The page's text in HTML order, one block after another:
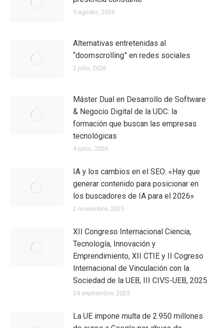
5 agosto, 2026
Alternativas entretenidas al
“doomscrolling” en redes sociales
2 julio, 2026
Máster Dual en Desarrollo de Software
& Negocio Digital de la UDC: la
formación que buscan las empresas
tecnológicas
9 junio, 2026
IA y los cambios en el SEO: «Hay que
generar contenido para posicionar en
los buscadores de IA para el 2026»
2 noviembre, 2025
XII Congreso Internacional Ciencia,
Tecnología, Innovación y
Emprendimiento, XII CTIE y II Cogreso
Internacional de Vinculación con la
Sociedad de la UEB, III CIVS-UEB, 2025
24 septiembre, 2025
La UE impone multa de 2.950 millones